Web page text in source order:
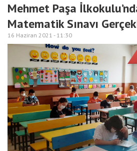
Mehmet Paşa
Matematik Sınavı
16 Haziran 2021 - 11:30